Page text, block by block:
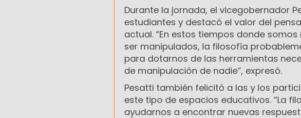
Durante la jornada, el vicegobernador
estudiantes y destacó el valor del
actual. “En estos tiempos donde
ser manipulados, la filosofía
para dotarnos de las herramientas
de manipulación de nadie”, expresó.
Pesatti también felicitó a las y los
este tipo de espacios educativos. “La
ayudarnos a encontrar nuevas